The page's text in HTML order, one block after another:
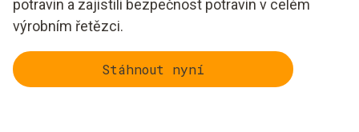
potravin a zajistili bezpečnost potravin v celém
výrobním řetězci.
Stáhnout nyní